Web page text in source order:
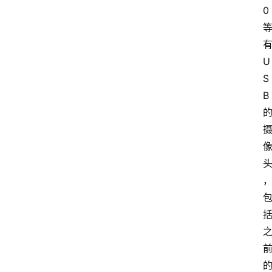
0
等
有
U
S
B
的
摄
像
头
，
包
括
之
前
的